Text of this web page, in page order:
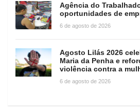
Agência do
oportunidades de
6 de agosto de 2026
Agosto Lilás 2026
Maria da Penha e
violência contra a
6 de agosto de 2026